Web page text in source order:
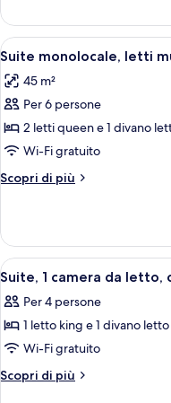
king
con
divano
letto,
cucina
monolocale,
letto
con
divano
cucina
Apri
tutte
le
foto
per
Suite
monolocale,
letti
cucina
5
Suite monolocale, letti
45 m²
Per 6 persone
2 letti queen e 1 divano
Wi-Fi gratuito
Scopri di più
Altri
monolocale,
letti
multipli,
Apri
tutte
le
foto
per
Suite,
5
Suite, 1 camera da letto,
Per 4 persone
1 letto king e 1 divano
Wi-Fi gratuito
Scopri di più
Altri